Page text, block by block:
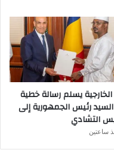
الخارجية يسلم رسالة خطية
رئيس الجمهورية إلى
التشادي
ساعتين